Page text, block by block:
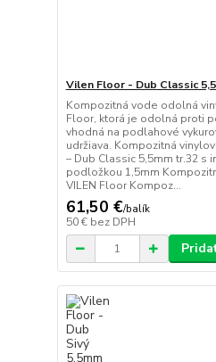
Vilen Floor - Dub Classic
Kompozitná vode odolná
Floor, ktorá je odolná proti
vhodná na podlahové
udržiava. Kompozitná
– Dub Classic 5,5mm tr.32 s
podložkou 1,5mm
VILEN Floor Kompoz...
61,50 €/balík
50 € bez DPH